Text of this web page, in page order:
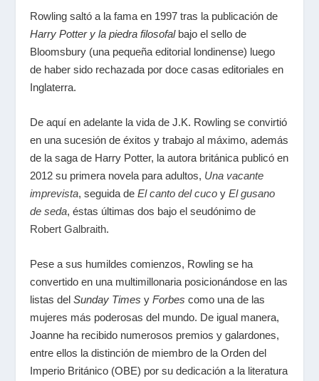
Rowling saltó a la fama en 1997 tras la publicación de
Harry Potter y la piedra filosofalbajo el sello de
Bloomsbury (una pequeña editorial londinense) luego
de haber sido rechazada por doce casas editoriales en
Inglaterra.
De aquí en adelante la vida de J.K. Rowling se convirtió
en una sucesión de éxitos y trabajo al máximo, además
de la saga de Harry Potter, la autora británica publicó en
2012 su primera novela para adultos, Una vacante
imprevista, seguida de El canto del cucoyEl gusano
de seda, éstas últimas dos bajo el seudónimo de
Robert Galbraith.
Pese a sus humildes comienzos, Rowling se ha
convertido en una multimillonaria posicionándose en las
listas delSunday Times yForbes como una de las
mujeres más poderosas del mundo. De igual manera,
Joanne ha recibido numerosos premios y galardones,
entre ellos la distinción de miembro de la Orden del
Imperio Británico (OBE) por su dedicación a la literatura